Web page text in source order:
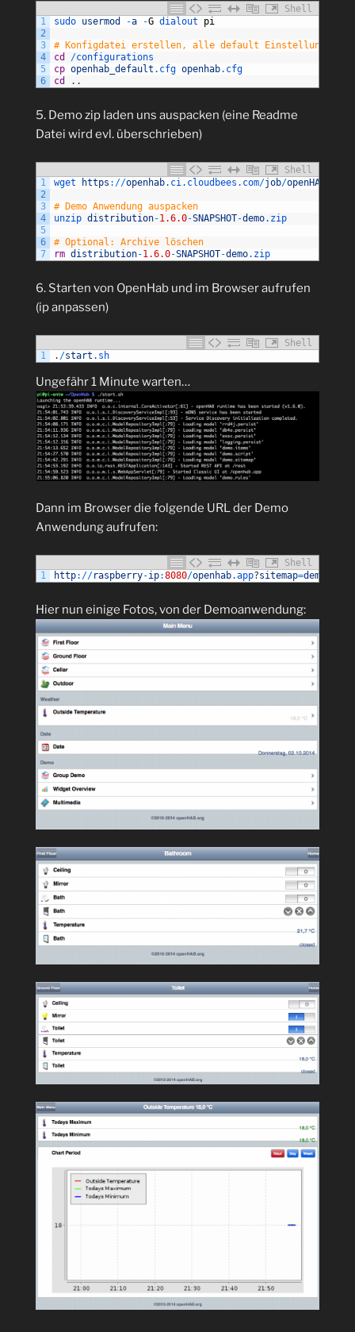
Shell
1
2
3
4
5
6
sudo usermod -a -G dialout pi
# Konfigdatei erstellen, alle default Einstellungen
cd
/configurations
cp openhab_default .cfg openhab.cfg
cd
. .
5. Demo zip laden uns auspacken (eine Readme
Datei wird evl. überschrieben)
Shell
1
2
3
4
5
6
7
wget https : //openhab.ci.cloudbees .com/job/openHAB
# Demo Anwendung auspacken
unzip distribution-1.6.0-SNAPSHOT-demo.zip
# Optional: Archive löschen
rm distribution-1.6.0-SNAPSHOT-demo.zip
6. Starten von OpenHab und im Browser aufrufen
(ip anpassen)
Shell
1
. /start .sh
Ungefähr 1 Minute warten…
Dann im Browser die folgende URL der Demo
Anwendung aufrufen:
Shell
1
http: //raspberry-ip:8080/openhab.app?sitemap=demo
Hier nun einige Fotos, von der Demoanwendung: